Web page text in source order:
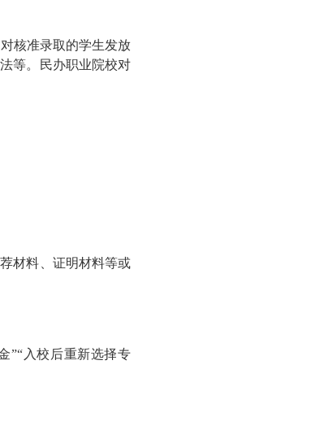
核准录取的学生发放
等。民办职业院校对
材料、证明材料等或
”“入校后重新选择专